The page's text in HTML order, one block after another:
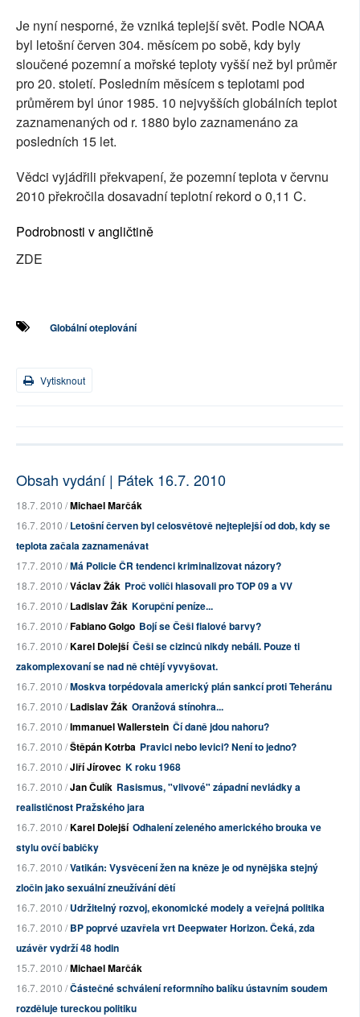
Je nyní nesporné, že vzniká teplejší svět. Podle NOAA
byl letošní červen 304. měsícem po sobě, kdy byly
sloučené pozemní a mořské teploty vyšší než byl průměr
pro 20. století. Posledním měsícem s teplotami pod
průměrem byl únor 1985. 10 nejvyšších globálních teplot
zaznamenaných od r. 1880 bylo zaznamenáno za
posledních 15 let.
Vědci vyjádřili překvapení, že pozemní teplota v červnu
2010 překročila dosavadní teplotní rekord o 0,11 C.
Podrobnosti v angličtině
ZDE
Globální oteplování
Vytisknout
Obsah vydání | Pátek 16.7. 2010
18.7. 2010 /Michael Marčák
16.7. 2010 /Letošní červen byl celosvětově nejteplejší od dob, kdy se
teplota začala zaznamenávat
17.7. 2010 /Má Policie ČR tendenci kriminalizovat názory?
18.7. 2010 /Václav Žák Proč voliči hlasovali pro TOP 09 a VV
16.7. 2010 /Ladislav Žák Korupční peníze...
16.7. 2010 /Fabiano Golgo Bojí se Češi fialové barvy?
16.7. 2010 /Karel Dolejší Češi se cizinců nikdy nebáli. Pouze ti
zakomplexovaní se nad ně chtějí vyvyšovat.
16.7. 2010 /Moskva torpédovala americký plán sankcí proti Teheránu
16.7. 2010 /Ladislav Žák Oranžová stínohra...
16.7. 2010 /Immanuel Wallerstein Čí daně jdou nahoru?
16.7. 2010 /Štěpán Kotrba Pravici nebo levici? Není to jedno?
16.7. 2010 /Jiří Jírovec K roku 1968
16.7. 2010 /Jan Čulík Rasismus, "vlivové" západní nevládky a
realističnost Pražského jara
16.7. 2010 /Karel Dolejší Odhalení zeleného amerického brouka ve
stylu ovčí babičky
16.7. 2010 /Vatikán: Vysvěcení žen na kněze je od nynějška stejný
zločin jako sexuální zneužívání dětí
16.7. 2010 /Udržitelný rozvoj, ekonomické modely a veřejná politika
16.7. 2010 /BP poprvé uzavřela vrt Deepwater Horizon. Čeká, zda
uzávěr vydrží 48 hodin
15.7. 2010 /Michael Marčák
16.7. 2010 /Částečné schválení reformního balíku ústavním soudem
rozděluje tureckou politiku